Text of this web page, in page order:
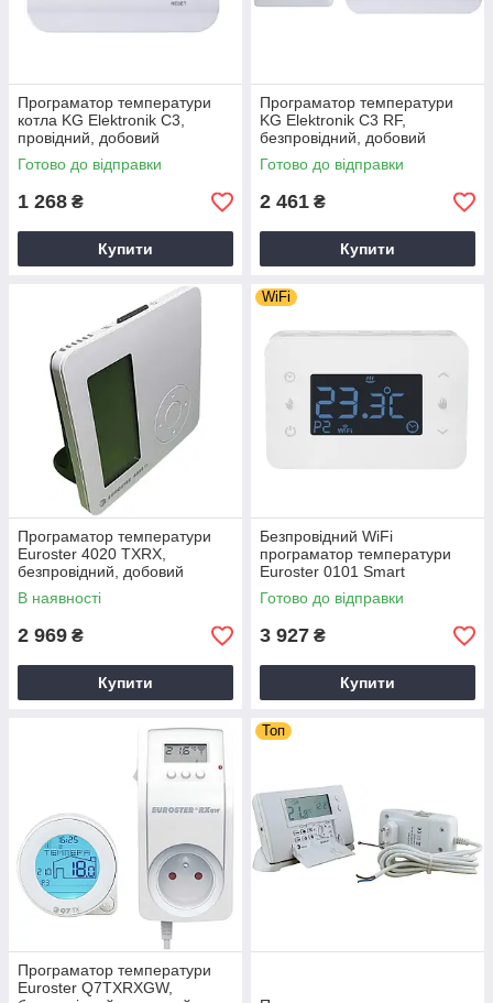
Програматор температури
котла KG Elektronik C3,
провідний, добовий
Готово до відправки
1 268 ₴
Купити
Програматор температури
KG Elektronik C3 RF,
безпровідний, добовий
Готово до відправки
2 461 ₴
Купити
Програматор температури
Euroster 4020 TXRX,
безпровідний, добовий
В наявності
2 969 ₴
Купити
WiFi
Безпровідний WiFi
програматор температури
Euroster 0101 Smart
Готово до відправки
3 927 ₴
Купити
Програматор температури
Euroster Q7TXRXGW,
Топ